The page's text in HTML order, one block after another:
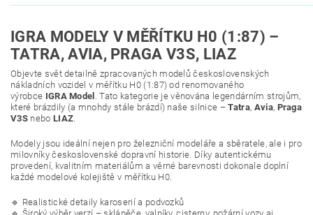
IGRA MODELY V MĚŘÍTKU H0 (1:87) –
TATRA, AVIA, PRAGA V3S, LIAZ
Objevte svět detailně zpracovaných modelů československých
nákladních vozidel v měřítku H0 (1:87) od renomovaného
výrobce IGRA Model . Tato kategorie je věnována legendárním strojům,
které brázdily (a mnohdy stále brázdí) naše silnice – Tatra, Avia, Praga
V3S nebo LIAZ.
Modely jsou ideální nejen pro železniční modeláře a sběratele, ale i pro
milovníky československé dopravní historie. Díky autentickému
provedení, kvalitním materiálům a věrné barevnosti dokonale doplní
každé modelové kolejiště v měřítku H0.
🔹 Realistické detaily karoserií a podvozků